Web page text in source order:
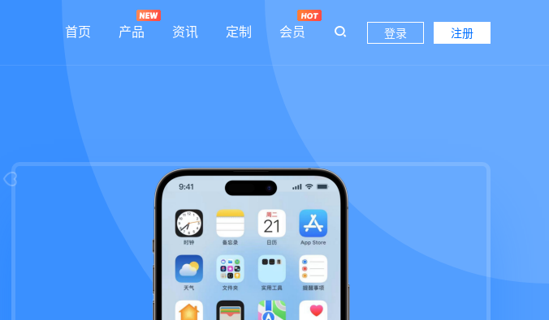
首页 产品 资讯 定制 会员 登录 注册